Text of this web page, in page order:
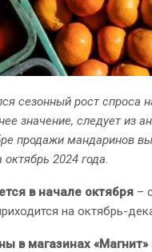
сезонный рост
значение, следует из
продажи мандаринов
2024 года.
в начале октября –
на октябрь-
в магазинах